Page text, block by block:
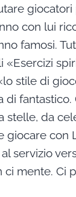
giocatori
con lui
famosi.
«Esercizi
stile di
di fantastico.
stelle, da
giocare con
al servizio
ci mente. Ci